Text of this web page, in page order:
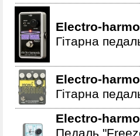
Electro-
Гітарна
Electro-
Гітарна
Electro-